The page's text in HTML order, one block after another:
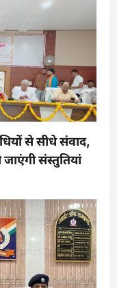
से सीधे संवाद,
संस्तुतियां